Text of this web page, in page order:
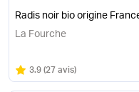
Radis noir bio origine
La Fourche
Note
3.9 sur 5
(27 avis)